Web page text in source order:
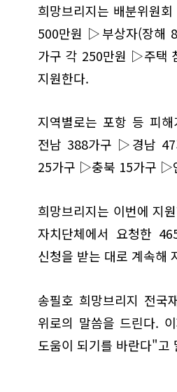
희망브리지는 배분위원
500만원 ▷부상자(장해
가구 각 250만원 ▷주택
지원한다.
지역별로는 포항 등 피
전남 388가구 ▷경남
25가구 ▷충북 15가구 ▷
희망브리지는 이번에 지
자치단체에서 요청한
신청을 받는 대로 계속해
송필호 희망브리지 전국
위로의 말씀을 드린다.
도움이 되기를 바란다"고